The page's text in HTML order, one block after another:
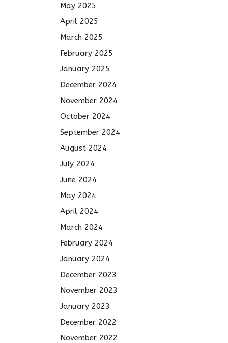
May 2025
April 2025
March 2025
February 2025
January 2025
December 2024
November 2024
October 2024
September 2024
August 2024
July 2024
June 2024
May 2024
April 2024
March 2024
February 2024
January 2024
December 2023
November 2023
January 2023
December 2022
November 2022